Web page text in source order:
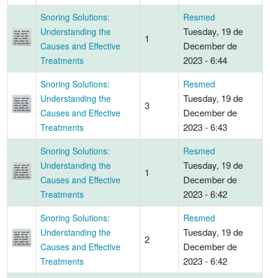
Snoring Solutions:
Understanding the
Causes and Effective
Treatments
1
Resmed
Tuesday, 19 de
December de
2023 - 6:44
Snoring Solutions:
Understanding the
Causes and Effective
Treatments
3
Resmed
Tuesday, 19 de
December de
2023 - 6:43
Snoring Solutions:
Understanding the
Causes and Effective
Treatments
1
Resmed
Tuesday, 19 de
December de
2023 - 6:42
Snoring Solutions:
Understanding the
Causes and Effective
Treatments
2
Resmed
Tuesday, 19 de
December de
2023 - 6:42